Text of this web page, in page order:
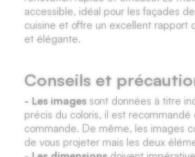
accessible, idéal pour les façades
cuisine et offre un excellent rapport
et élégante.
Conseils et
- Les images sont données à titre
précis du coloris, il est
commande. De même, les images
de vous projeter mais les deux